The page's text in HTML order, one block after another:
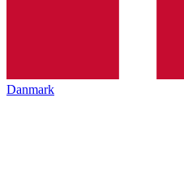
Danmark